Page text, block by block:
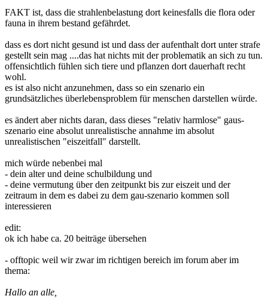
FAKT ist, dass die strahlenbelastung dort keinesfalls die flora oder
fauna in ihrem bestand gefährdet.
dass es dort nicht gesund ist und dass der aufenthalt dort unter strafe
gestellt sein mag ....das hat nichts mit der problematik an sich zu tun.
offensichtlich fühlen sich tiere und pflanzen dort dauerhaft recht
wohl.
es ist also nicht anzunehmen, dass so ein szenario ein
grundsätzliches überlebensproblem für menschen darstellen würde.
es ändert aber nichts daran, dass dieses "relativ harmlose" gaus-
szenario eine absolut unrealistische annahme im absolut
unrealistischen "eiszeitfall" darstellt.
mich würde nebenbei mal
- dein alter und deine schulbildung und
- deine vermutung über den zeitpunkt bis zur eiszeit und der
zeitraum in dem es dabei zu dem gau-szenario kommen soll
interessieren
edit:
ok ich habe ca. 20 beiträge übersehen
- offtopic weil wir zwar im richtigen bereich im forum aber im
thema:
Hallo an alle,